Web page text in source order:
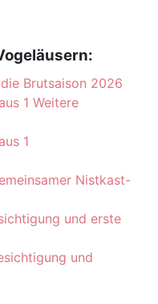
Brutsaison 2026
1 Weitere
1
Nistkast-
und erste
und